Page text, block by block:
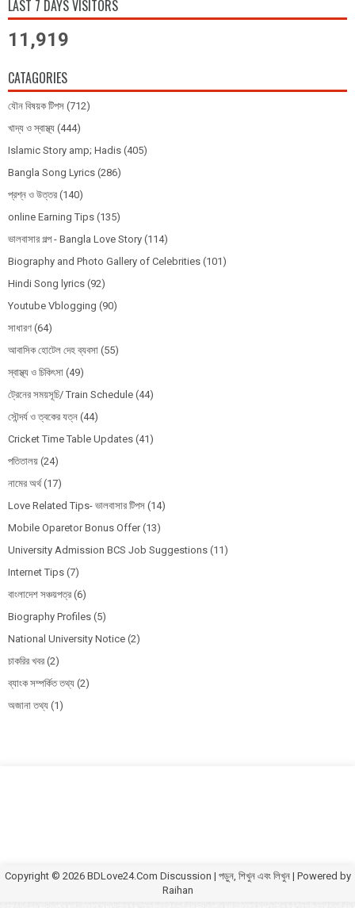
LAST 7 DAYS VISITORS
11,919
CATAGORIES
যৌন বিষয়ক টিপস (712)
খাদ্য ও স্বাস্থ্য (444)
Islamic Story amp; Hadis (405)
Bangla Song Lyrics (286)
প্রশ্ন ও উত্তর (140)
online Earning Tips (135)
ভালবাসার গল্প - Bangla Love Story (114)
Biography and Photo Gallery of Celebrities (101)
Hindi Song lyrics (92)
Youtube Vblogging (90)
সাধারণ (64)
আবাসিক হোটেল দেহ ব্যবসা (55)
স্বাস্থ্য ও চিকিৎসা (49)
ট্রেনের সময়সূচি/ Train Schedule (44)
সৌন্দর্য ও ত্বকের যত্ন (44)
Cricket Time Table Updates (41)
পতিতালয় (24)
নামের অর্থ (17)
Love Related Tips- ভালবাসার টিপস (14)
Mobile Oparetor Bonus Offer (13)
University Admission BCS Job Suggestions (11)
Internet Tips (7)
বাংলাদেশ সঞ্চয়পত্র (6)
Biography Profiles (5)
National University Notice (2)
চাকরির খবর (2)
ব্যাংক সম্পর্কিত তথ্য (2)
অজানা তথ্য (1)
Copyright © 2026 BDLove24.Com Discussion | পড়ুন, শিখুন এবং লিখুন| Powered by
Raihan